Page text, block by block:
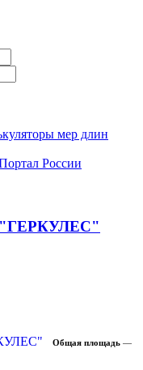
мер длин
России
"ГЕРКУЛЕС"
Общая площадь —